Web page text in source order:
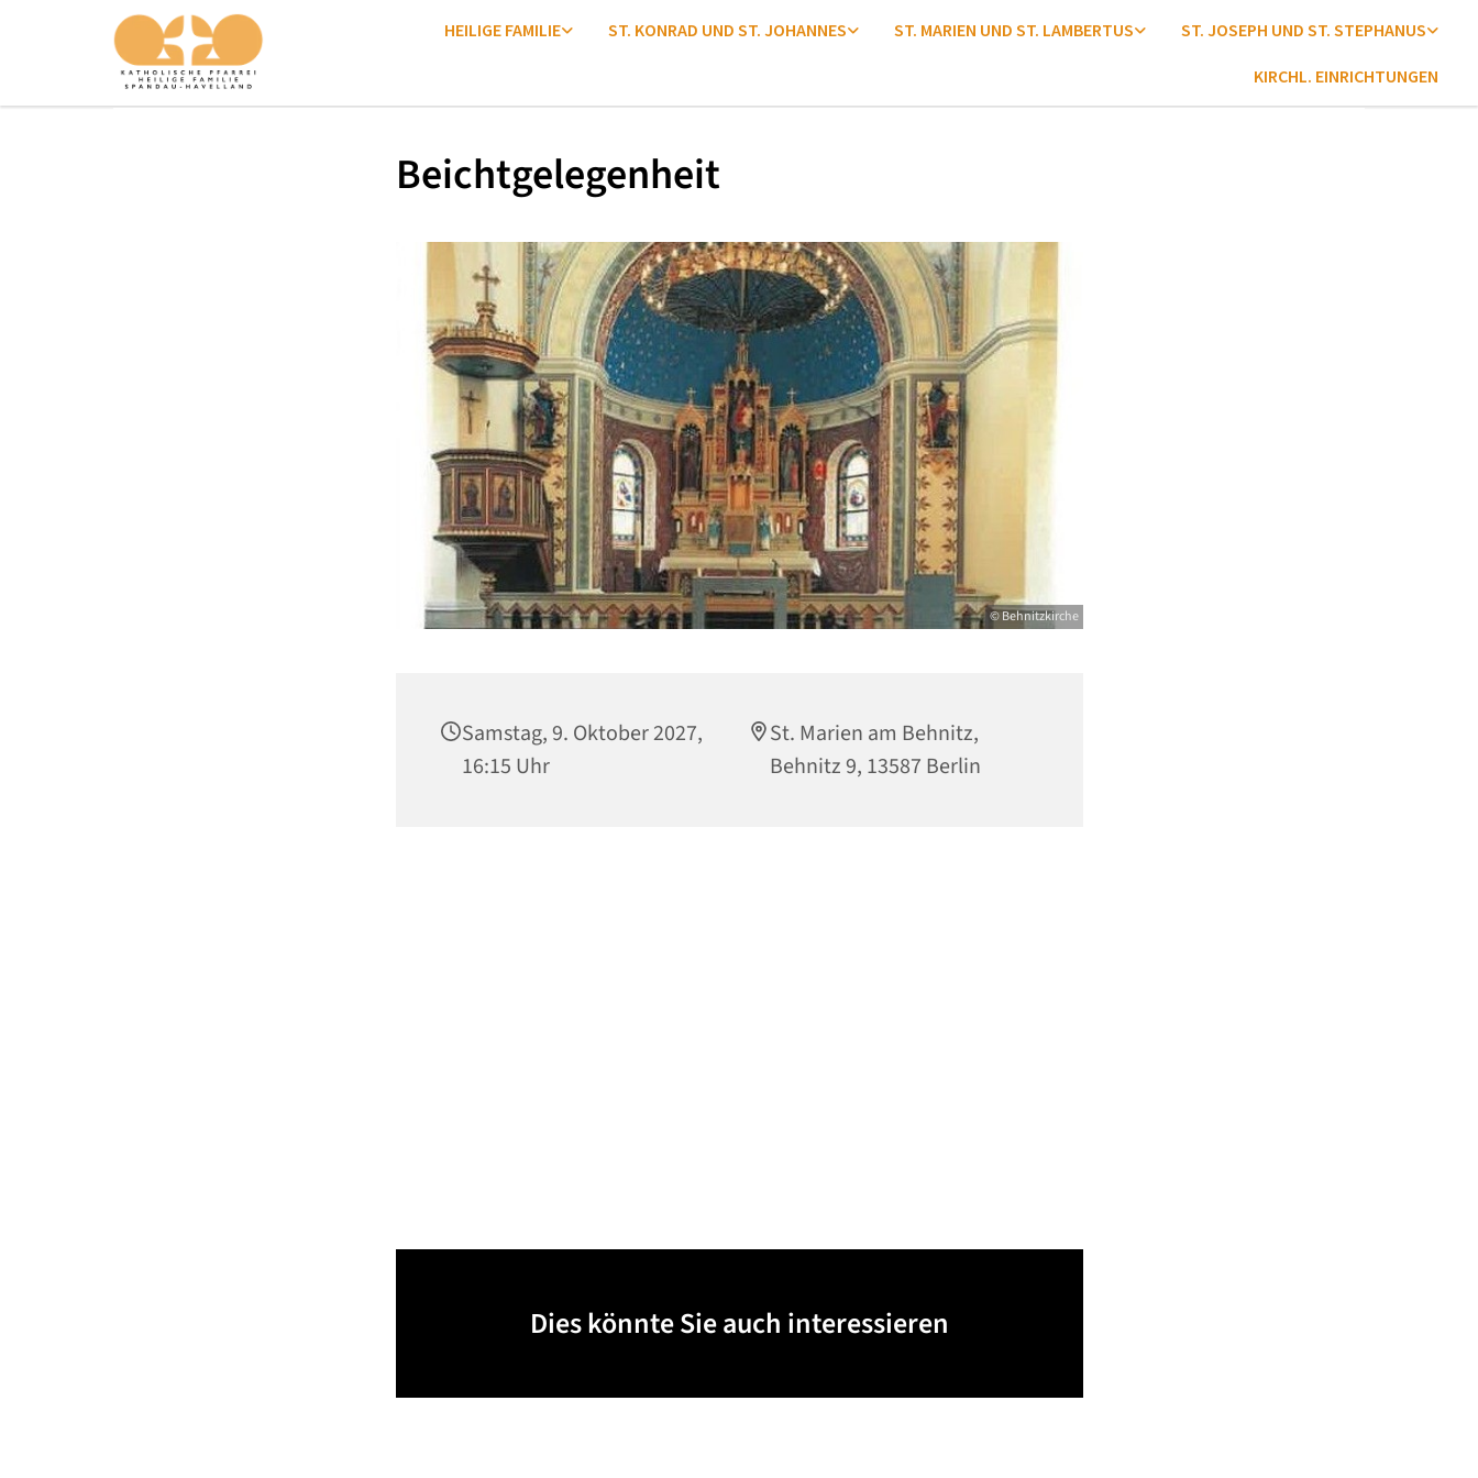
HEILIGE FAMILIE ST. KONRAD UND ST. JOHANNES ST. MARIEN UND ST. LAMBERTUS ST. JOSEPH UND ST. STEPHANUS
KIRCHL. EINRICHTUNGEN
Beichtgelegenheit
© Behnitzkirche
Samstag, 9. Oktober 2027,
16:15 Uhr
St. Marien am Behnitz,
Behnitz 9, 13587 Berlin
Dies könnte Sie auch interessieren